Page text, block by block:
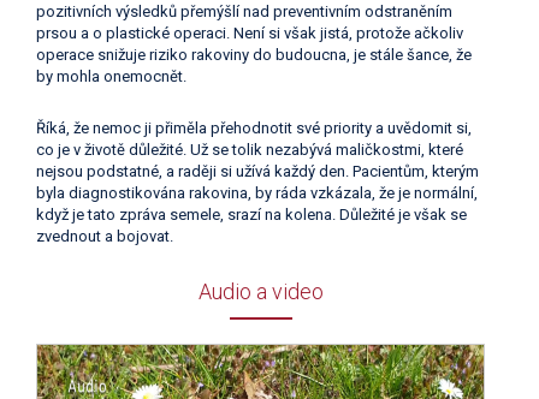
pozitivních výsledků přemýšlí nad preventivním odstraněním
prsou a o plastické operaci. Není si však jistá, protože ačkoliv
operace snižuje riziko rakoviny do budoucna, je stále šance, že
by mohla onemocnět.
Říká, že nemoc ji přiměla přehodnotit své priority a uvědomit si,
co je v životě důležité. Už se tolik nezabývá maličkostmi, které
nejsou podstatné, a raději si užívá každý den. Pacientům, kterým
byla diagnostikována rakovina, by ráda vzkázala, že je normální,
když je tato zpráva semele, srazí na kolena. Důležité je však se
zvednout a bojovat.
Audio a video
Video
přehrávač